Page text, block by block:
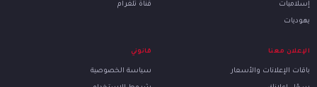
إسلاميات
يهوديات
قناة تلغرام
الإعلان معنا
باقات الإعلانات والأسعار
قانوني
سياسة الخصوصية